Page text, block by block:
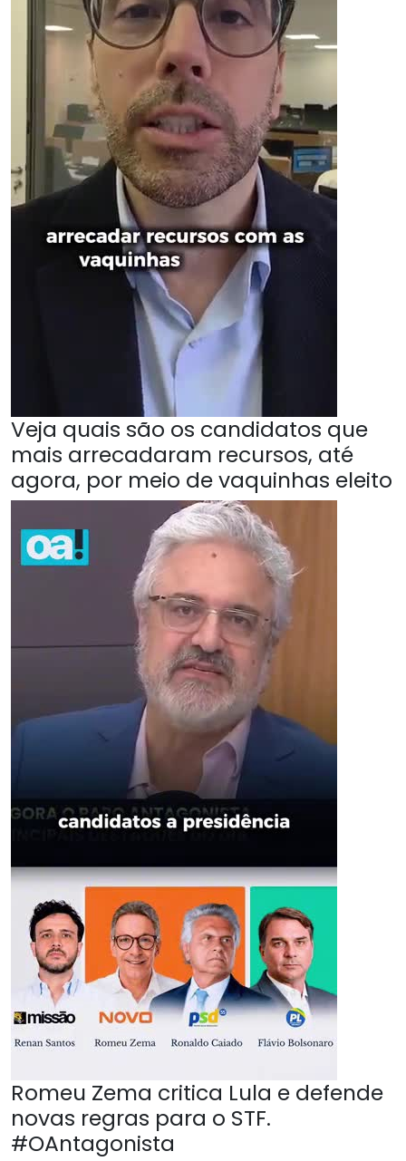
Veja quais são os candidatos que
mais arrecadaram recursos, até
agora, por meio de vaquinhas eleito
Romeu Zema critica Lula e defende
novas regras para o STF.
#OAntagonista